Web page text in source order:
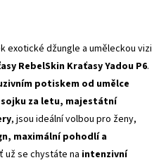
exotické džungle a uměleckou vizi
RebelSkin Kraťasy Yadou P6.
potiskem od umělce
za letu, majestátní
, jsou ideální volbou pro ženy,
maximální pohodlí a
už se chystáte na intenzivní